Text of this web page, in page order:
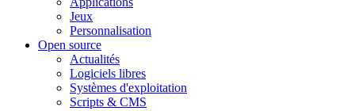
Jeux
Personnalisation
Open source
Actualités
Logiciels libres
Systèmes d'exploitation
Scripts & CMS